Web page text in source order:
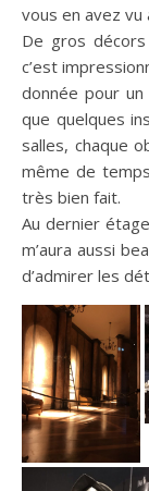
vous en avez vu
De gros
c’est
donnée pour
que quelques
salles, chaque
même de
très bien fait.
Au dernier
m’aura aussi
d’admirer les